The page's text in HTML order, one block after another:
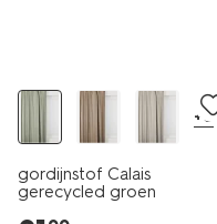
+6
gordijnstof Calais
gerecycled groen